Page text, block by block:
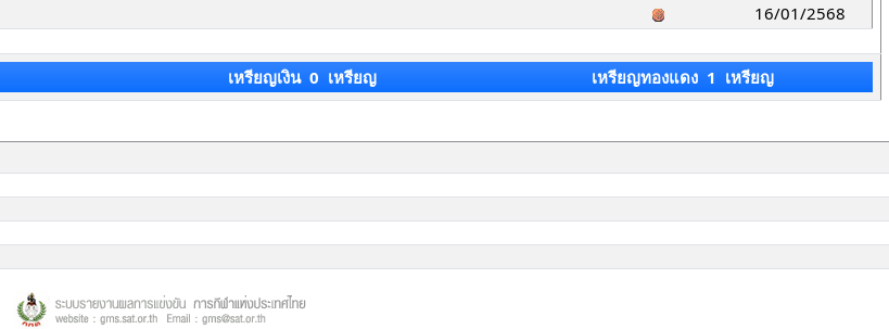
16/01/2568
เหรียญเงิน 0 เหรียญ เหรียญทองแดง 1 เหรียญ